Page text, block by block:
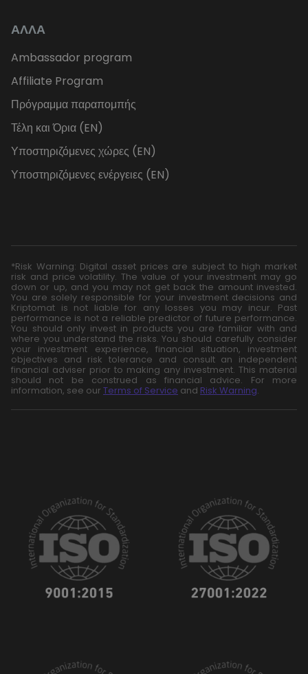
ΑΛΛΑ
Ambassador program
Affiliate Program
Πρόγραμμα παραπομπής
Τέλη και Όρια (EN)
Υποστηριζόμενες χώρες (EN)
Υποστηριζόμενες ενέργειες (EN)
*Risk Warning: Digital asset prices are subject to high market
risk and price volatility. The value of your investment may go
down or up, and you may not get back the amount invested.
You are solely responsible for your investment decisions and
Kriptomat is not liable for any losses you may incur. Past
performance is not a reliable predictor of future performance.
You should only invest in products you are familiar with and
where you understand the risks. You should carefully consider
your investment experience, financial situation, investment
objectives and risk tolerance and consult an independent
financial adviser prior to making any investment. This material
should not be construed as financial advice. For more
information, see our Terms of Service and Risk Warning.